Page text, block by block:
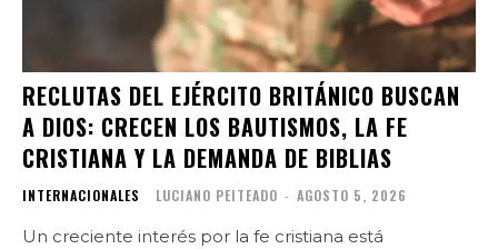
RECLUTAS DEL EJÉRCITO BRITÁNICO BUSCAN
A DIOS: CRECEN LOS BAUTISMOS, LA FE
CRISTIANA Y LA DEMANDA DE BIBLIAS
INTERNACIONALES LUCIANO PEITEADO - AGOSTO 5, 2026
Un creciente interés por la fe cristiana está